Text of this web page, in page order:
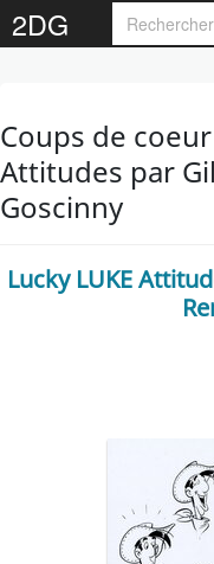
2DG
Coups de
Attitudes par
Goscinny
Lucky LUKE